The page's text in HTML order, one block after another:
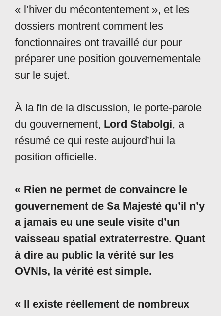
« l’hiver du mécontentement », et les
dossiers montrent comment les
fonctionnaires ont travaillé dur pour
préparer une position gouvernementale
sur le sujet.
À la fin de la discussion, le porte-parole
du gouvernement, Lord Stabolgi, a
résumé ce qui reste aujourd’hui la
position officielle.
« Rien ne permet de convaincre le
gouvernement de Sa Majesté qu’il n’y
a jamais eu une seule visite d’un
vaisseau spatial extraterrestre. Quant
à dire au public la vérité sur les
OVNIs, la vérité est simple.
« Il existe réellement de nombreux